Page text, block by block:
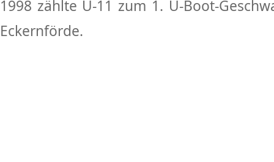
1998 zählte U-11 zum 1. U-Boot-
Eckernförde.